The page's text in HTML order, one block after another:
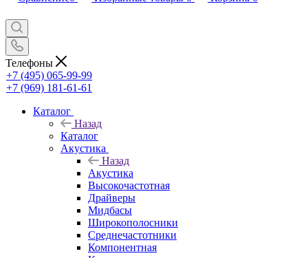
Телефоны
+7 (495) 065-99-99
+7 (969) 181-61-61
Каталог
Назад
Каталог
Акустика
Назад
Акустика
Высокочастотная
Драйверы
Мидбасы
Широкополосники
Среднечастотники
Компонентная